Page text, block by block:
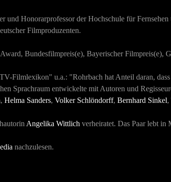
und Honorarprofessor der Hochschule für
Filmproduzenten.
Bundesfilmpreis(e), Bayerischer Filmpreis(e),
Filmlexikon" u.a.: "Rohrbach hat Anteil daran,
Sprachraum entwickelte mit Autoren und
, Helma Sanders, Volker Schlöndorff, Bernhard Sinkel,
Angelika Wittlich verheiratet. Das Paar lebt in
nachzulesen.